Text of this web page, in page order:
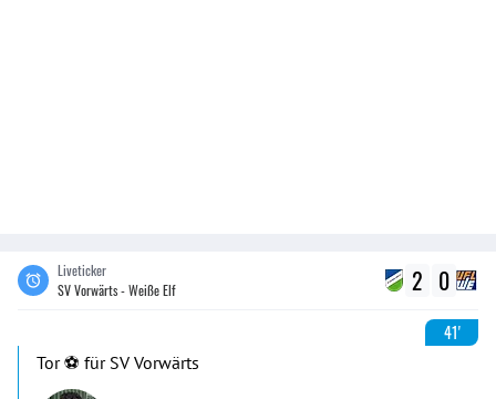
Liveticker
SV Vorwärts - Weiße Elf
2 0
41'
Tor ⚽️ für SV Vorwärts